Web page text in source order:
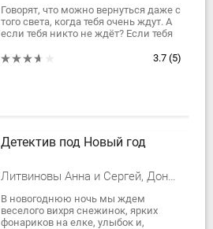
Говорят, что можно вернуться даже с
того света, когда тебя очень ждут. А
если тебя никто не ждёт? Если тебя
вычеркнули тебя из своих жизней,
3.7 (5)
Детектив под Новый год
Литвиновы Анна и Сергей, Донцова Дарья Аркадьевна
В новогоднюю ночь мы ждем
веселого вихря снежинок, ярких
фонариков на елке, улыбок и,